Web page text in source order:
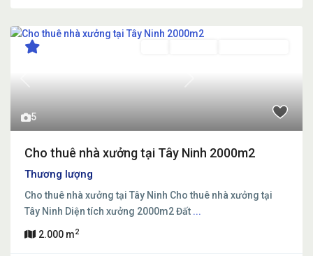
5
Previous Next
Cho thuê nhà xưởng tại Tây Ninh 2000m2
Thương lượng
Cho thuê nhà xưởng tại Tây Ninh Cho thuê nhà xưởng tại
Tây Ninh Diện tích xưởng 2000m2 Đất ...
2.000 m2